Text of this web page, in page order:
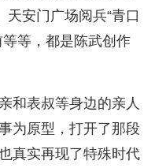
天安门广场阅兵“青口
等，都是陈武创作
和表叔等身边的亲人
为原型，打开了那段
真实再现了特殊时代